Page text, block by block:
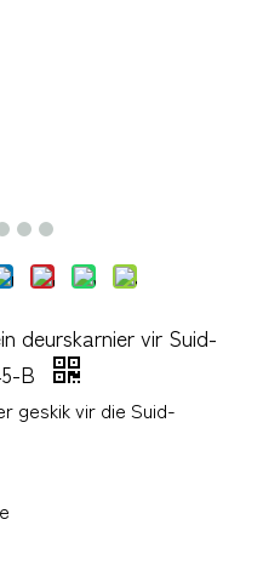
deurskarnier vir Suid-
B
geskik vir die Suid-